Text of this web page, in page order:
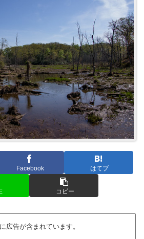
Facebook はてブ
コピー
広告が含まれています。